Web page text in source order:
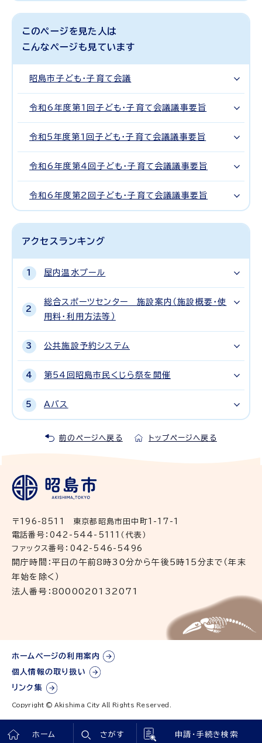
このページを見た人は
こんなページも見ています
昭島市子ども・子育て会議
令和6年度第1回子ども・子育て会議議事要旨
令和5年度第1回子ども・子育て会議議事要旨
令和6年度第4回子ども・子育て会議議事要旨
令和6年度第2回子ども・子育て会議議事要旨
アクセスランキング
屋内温水プール
総合スポーツセンター 施設案内（施設概要・使
用料・利用方法等）
公共施設予約システム
第54回昭島市民くじら祭を開催
Aバス
前のページへ戻る トップページへ戻る
ホーム さがす 申請・手続き検索
〒196-8511 東京都昭島市田中町1-17-1
電話番号：042-544-5111（代表）
ファックス番号：042-546-5496
開庁時間：平日の午前8時30分から午後5時15分まで（年末
年始を除く）
法人番号：8000020132071
ホームページの利用案内
個人情報の取り扱い
リンク集
Copyright © Akishima City All Rights Reserved.